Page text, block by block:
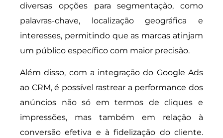
diversas opções para segmentação, como
palavras-chave, localização geográfica e
interesses, permitindo que as marcas atinjam
um público específico com maior precisão.
Além disso, com a integração do Google Ads
ao CRM, é possível rastrear a performance dos
anúncios não só em termos de cliques e
impressões, mas também em relação à
conversão efetiva e à fidelização do cliente.